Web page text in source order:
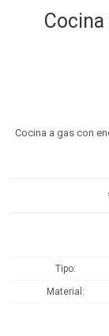
Cocina a gas con
Tipo
Material